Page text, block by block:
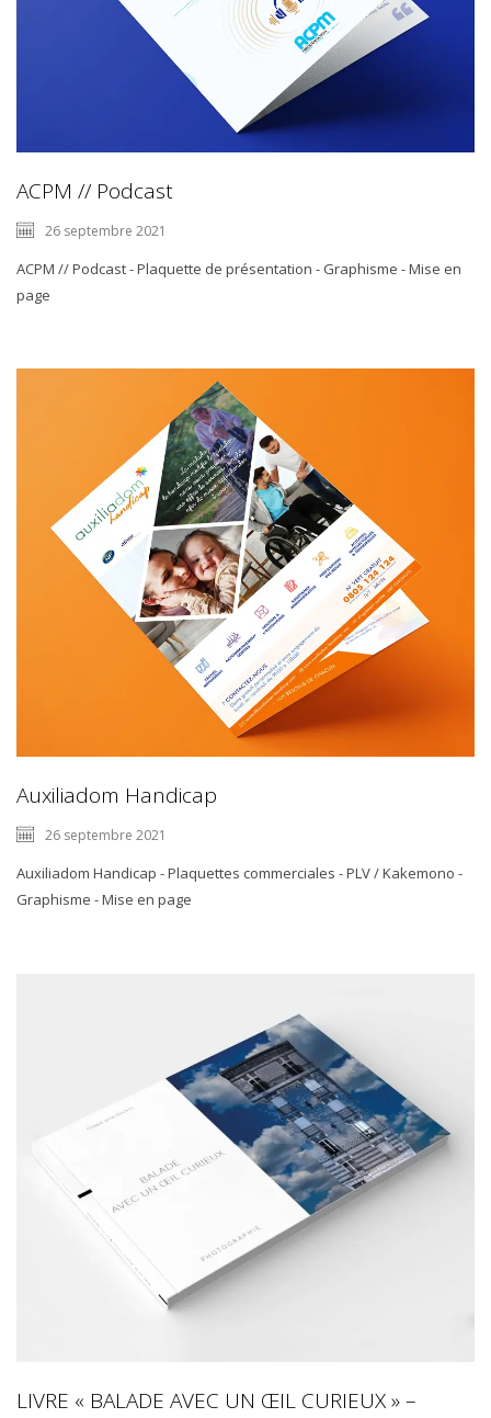
ACPM // Podcast
26 septembre 2021
ACPM // Podcast - Plaquette de présentation - Graphisme - Mise en
page
Auxiliadom Handicap
26 septembre 2021
Auxiliadom Handicap - Plaquettes commerciales - PLV / Kakemono -
Graphisme - Mise en page
LIVRE « BALADE AVEC UN ŒIL CURIEUX » –